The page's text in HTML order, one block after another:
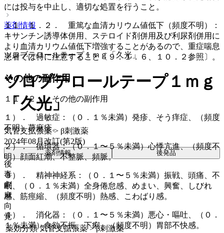
には投与を中止し、適切な処置を行うこと。
１１．１．２． 重篤な血清カリウム値低下（頻度不明）：
キサンチン誘導体併用、ステロイド剤併用及び利尿剤併用に
より血清カリウム値低下増強することがあるので、重症喘息
患者では特に注意すること〔９．１．６、１０．２参照〕。
その他の副作用
１１．２． その他の副作用
１）． 過敏症：（０．１％未満）発疹、そう痒症、（頻度
不明）蕁麻疹。
２）． 循環器：（０．１〜５％未満）心悸亢進、（頻度不
明）顔面紅潮、不整脈、頻脈。
３）． 精神神経系：（０．１〜５％未満）振戦、頭痛、不
眠、（０．１％未満）全身倦怠感、めまい、興奮、しびれ
感、筋痙縮、（頻度不明）熱感、こわばり感。
４）． 消化器：（０．１〜５％未満）悪心・嘔吐、（０．
１％未満）食欲不振、下痢、（頻度不明）胃部不快感。
薬剤情報
ツロブテロールテープ１ｍｇ「久光」
ツロブテロールテープ１ｍｇ
「久光」
気管支拡張薬 > β刺激薬
2024年08月改訂(第2版)
薬剤情報 後発品
後
毒
劇
麻
向
覚
薬効分類 気管支拡張薬 > β刺激薬